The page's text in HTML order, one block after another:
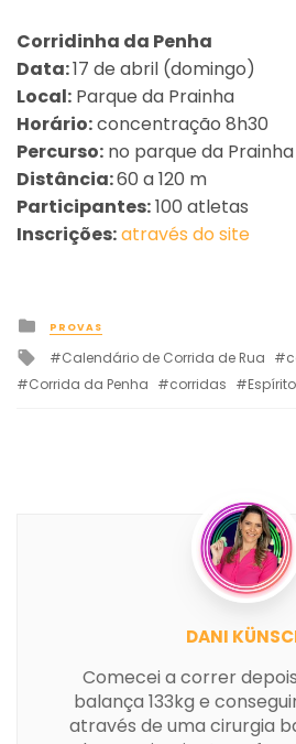
Corridinha da Penha
Data:17 de abril (domingo)
Local: Parque da Prainha
Horário:concentração 8h30
Percurso: no parque da Prainha
Distância:60 a 120 m
Participantes:100 atletas
Inscrições:através do site
Posted
in
PROVAS
Tagged
with
Calendário de Corrida de Rua
Corrida da Penha
corridas
DANI
Comecei a correr
balança 133kg e
através de uma cirurgia